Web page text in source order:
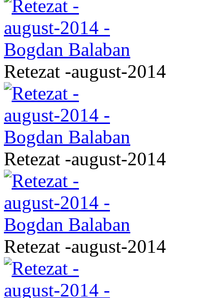
Retezat -august-2014
Retezat -august-2014
Retezat -august-2014